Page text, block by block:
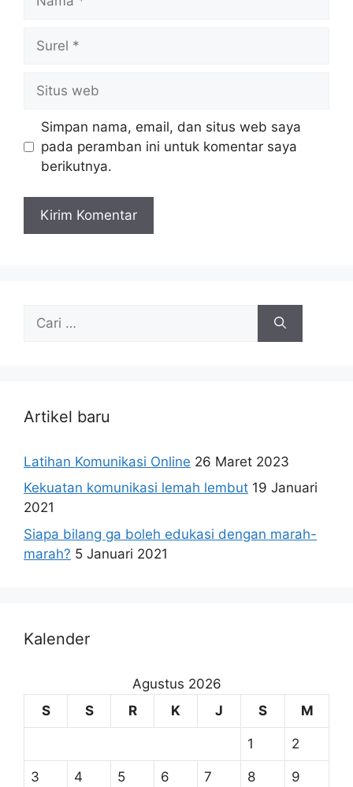
Surel
Situs
web
Simpan nama, email, dan situs web saya
pada peramban ini untuk komentar saya
berikutnya.
untuk:
Artikel baru
Latihan Komunikasi Online 26 Maret 2023
Kekuatan komunikasi lemah lembut 19 Januari
2021
Siapa bilang ga boleh edukasi dengan marah-
marah? 5 Januari 2021
Kalender
Agustus 2026
S
S R K J S M
1 2
3 4 5 6 7 8 9